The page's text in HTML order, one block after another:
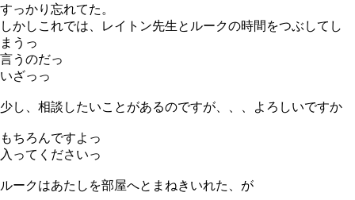
すっかり忘れてた。
しかしこれでは、レイトン先生とルークの時間をつぶしてし
まうっ
言うのだっ
いざっっ
少し、相談したいことがあるのですが、、、よろしいですか
もちろんですよっ
入ってくださいっ
ルークはあたしを部屋へとまねきいれた、が